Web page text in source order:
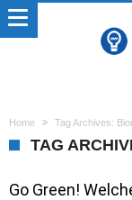
Home Tag Archives:
TAG
Go Green!